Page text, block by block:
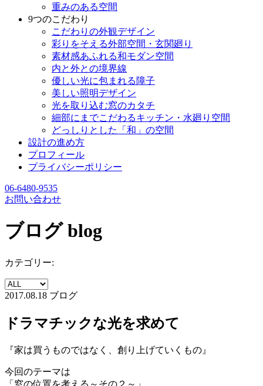
重みのある空間
9つのこだわり
こだわりの外観デザイン
彩りをそえる外部空間・玄関廻り
素材感あふれる和モダン空間
内と外との境界線
優しい光に包まれる障子
美しい照明デザイン
光を取り込む窓のカタチ
細部にまでこだわるキッチン・水廻り空間
どっしりとした「和」の空間
設計の進め方
プロフィール
プライバシーポリシー
06-6480-9535
お問い合わせ
ブログ blog
カテゴリー:
2017.08.18 ブログ
ドラマチックな光を求めて
『家は買うものではなく、創り上げていくもの』
今回のテーマは
「窓の位置を考える～その２～」